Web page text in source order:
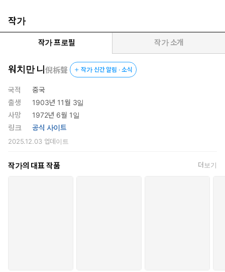
작가
작가 프로필 작가 소개
워치만 니倪柝聲 작가 신간 알림 · 소식
국적
중국
출생
1903년 11월 3일
사망
1972년 6월 1일
링크
공식 사이트
2025.12.03업데이트
작가의 대표 작품 더보기